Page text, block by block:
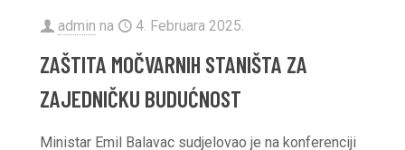
admin na 4. Februara 2025.
ZAŠTITA MOČVARNIH STANIŠTA ZA
ZAJEDNIČKU BUDUĆNOST
Ministar Emil Balavac sudjelovao je na konferenciji